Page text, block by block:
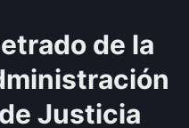
de la
de Justicia